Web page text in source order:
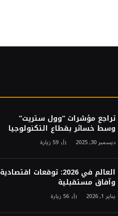
تراجع مؤشرات “وول ستريت”
وسط خسائر بقطاع التكنولوجيا
ديسمبر 30, 2025 59 زيارة
العالم في 2026: توقعات اقتصادية
وآفاق مستقبلية
يناير 1, 2026 56 زيارة